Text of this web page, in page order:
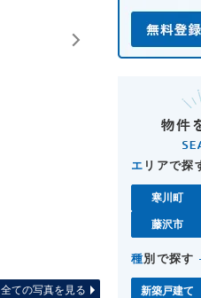
全ての写真を見る
エ リアで探
寒川町
藤沢市
種別で探す
新築戸建て